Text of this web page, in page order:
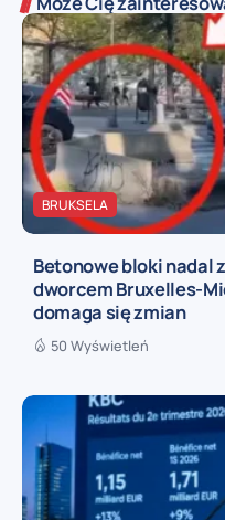
BRUKSELA
Betonowe bloki nadal
dworcem Bruxelles-
domaga się zmian
50 Wyświetleń